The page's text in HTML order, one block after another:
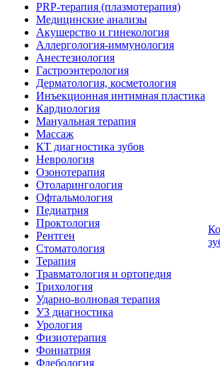
PRP-терапия (плазмотерапия)
Медицинские анализы
Акушерство и гинекология
Аллергология-иммунология
Анестезиология
Гастроэнтерология
Дерматология, косметология
Инъекционная интимная пластика
Кардиология
Мануальная терапия
Массаж
КТ диагностика зубов
Неврология
Озонотерапия
Отоларингология
Офтальмология
Педиатрия
Проктология
Рентген
Стоматология
Терапия
Травматология и ортопедия
Трихология
Ударно-волновая терапия
УЗ диагностика
Урология
Физиотерапия
Фониатрия
Флебология